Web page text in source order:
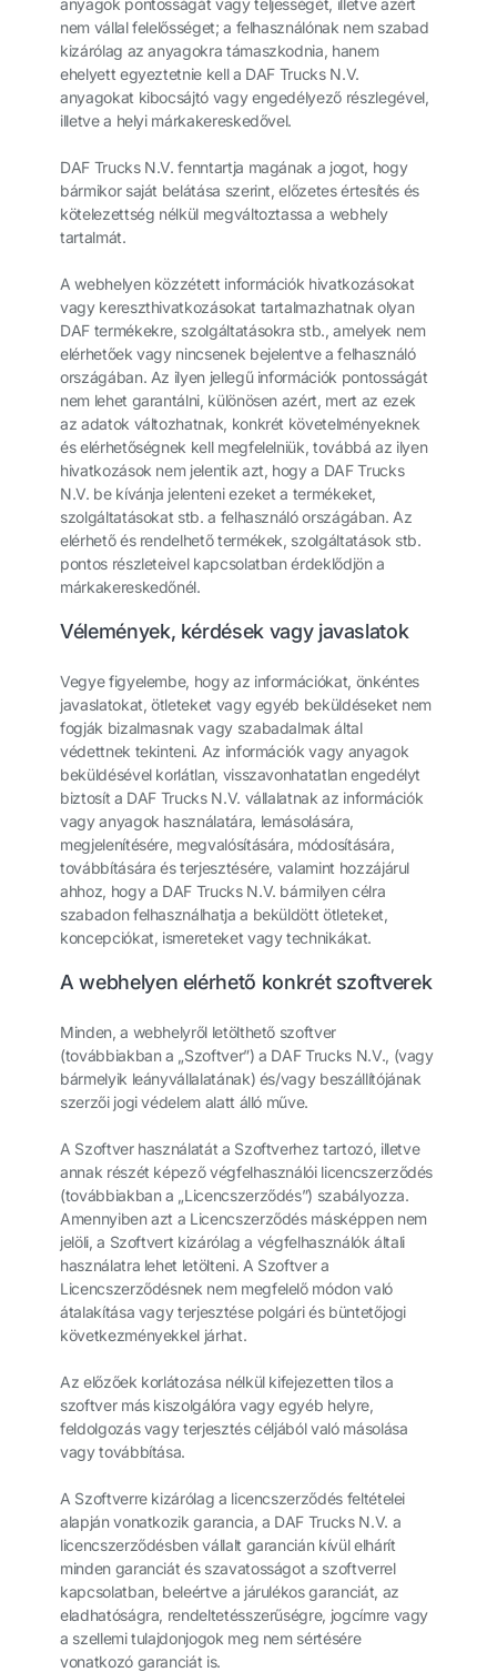
anyagok pontosságát vagy teljességét, illetve azért
nem vállal felelősséget; a felhasználónak nem szabad
kizárólag az anyagokra támaszkodnia, hanem
ehelyett egyeztetnie kell a DAF Trucks N.V.
anyagokat kibocsájtó vagy engedélyező részlegével,
illetve a helyi márkakereskedővel.
DAF Trucks N.V. fenntartja magának a jogot, hogy
bármikor saját belátása szerint, előzetes értesítés és
kötelezettség nélkül megváltoztassa a webhely
tartalmát.
A webhelyen közzétett információk hivatkozásokat
vagy kereszthivatkozásokat tartalmazhatnak olyan
DAF termékekre, szolgáltatásokra stb., amelyek nem
elérhetőek vagy nincsenek bejelentve a felhasználó
országában. Az ilyen jellegű információk pontosságát
nem lehet garantálni, különösen azért, mert az ezek
az adatok változhatnak, konkrét követelményeknek
és elérhetőségnek kell megfelelniük, továbbá az ilyen
hivatkozások nem jelentik azt, hogy a DAF Trucks
N.V. be kívánja jelenteni ezeket a termékeket,
szolgáltatásokat stb. a felhasználó országában. Az
elérhető és rendelhető termékek, szolgáltatások stb.
pontos részleteivel kapcsolatban érdeklődjön a
márkakereskedőnél.
Vélemények, kérdések vagy javaslatok
Vegye figyelembe, hogy az információkat, önkéntes
javaslatokat, ötleteket vagy egyéb beküldéseket nem
fogják bizalmasnak vagy szabadalmak által
védettnek tekinteni. Az információk vagy anyagok
beküldésével korlátlan, visszavonhatatlan engedélyt
biztosít a DAF Trucks N.V. vállalatnak az információk
vagy anyagok használatára, lemásolására,
megjelenítésére, megvalósítására, módosítására,
továbbítására és terjesztésére, valamint hozzájárul
ahhoz, hogy a DAF Trucks N.V. bármilyen célra
szabadon felhasználhatja a beküldött ötleteket,
koncepciókat, ismereteket vagy technikákat.
A webhelyen elérhető konkrét szoftverek
Minden, a webhelyről letölthető szoftver
(továbbiakban a „Szoftver”) a DAF Trucks N.V., (vagy
bármelyik leányvállalatának) és/vagy beszállítójának
szerzői jogi védelem alatt álló műve.
A Szoftver használatát a Szoftverhez tartozó, illetve
annak részét képező végfelhasználói licencszerződés
(továbbiakban a „Licencszerződés”) szabályozza.
Amennyiben azt a Licencszerződés másképpen nem
jelöli, a Szoftvert kizárólag a végfelhasználók általi
használatra lehet letölteni. A Szoftver a
Licencszerződésnek nem megfelelő módon való
átalakítása vagy terjesztése polgári és büntetőjogi
következményekkel járhat.
Az előzőek korlátozása nélkül kifejezetten tilos a
szoftver más kiszolgálóra vagy egyéb helyre,
feldolgozás vagy terjesztés céljából való másolása
vagy továbbítása.
A Szoftverre kizárólag a licencszerződés feltételei
alapján vonatkozik garancia, a DAF Trucks N.V. a
licencszerződésben vállalt garancián kívül elhárít
minden garanciát és szavatosságot a szoftverrel
kapcsolatban, beleértve a járulékos garanciát, az
eladhatóságra, rendeltetésszerűségre, jogcímre vagy
a szellemi tulajdonjogok meg nem sértésére
vonatkozó garanciát is.